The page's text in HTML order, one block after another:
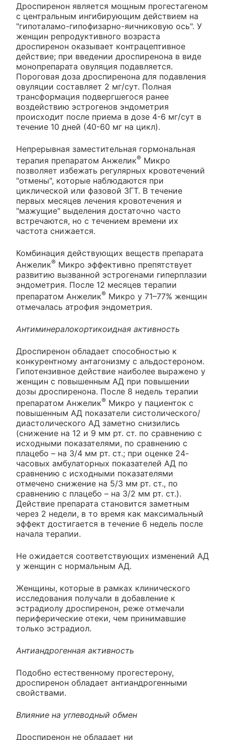
Дроспиренон является мощным прогестагеном
с центральным ингибирующим действием на
"гипоталамо-гипофизарно-яичниковую ось". У
женщин репродуктивного возраста
дроспиренон оказывает контрацептивное
действие; при введении дроспиренона в виде
монопрепарата овуляция подавляется.
Пороговая доза дроспиренона для подавления
овуляции составляет 2 мг/сут. Полная
трансформация подвергшегося ранее
воздействию эстрогенов эндометрия
происходит после приема в дозе 4-6 мг/сут в
течение 10 дней (40-60 мг на цикл).
Непрерывная заместительная гормональная
терапия препаратом Анжелик® Микро
позволяет избежать регулярных кровотечений
"отмены", которые наблюдаются при
циклической или фазовой ЗГТ. В течение
первых месяцев лечения кровотечения и
"мажущие" выделения достаточно часто
встречаются, но с течением времени их
частота снижается.
Комбинация действующих веществ препарата
Анжелик® Микро эффективно препятствует
развитию вызванной эстрогенами гиперплазии
эндометрия. После 12 месяцев терапии
препаратом Анжелик® Микро у 71–77% женщин
отмечалась атрофия эндометрия.
Антиминералокортикоидная активность
Дроспиренон обладает способностью к
конкурентному антагонизму с альдостероном.
Гипотензивное действие наиболее выражено у
женщин с повышенным АД при повышении
дозы дроспиренона. После 8 недель терапии
препаратом Анжелик® Микро у пациенток с
повышенным АД показатели систолического/
диастолического АД заметно снизились
(снижение на 12 и 9 мм рт. ст. по сравнению с
исходными показателями, по сравнению с
плацебо – на 3/4 мм рт. ст.; при оценке 24-
часовых амбулаторных показателей АД по
сравнению с исходными показателями
отмечено снижение на 5/3 мм рт. ст., по
сравнению с плацебо – на 3/2 мм рт. ст.).
Действие препарата становится заметным
через 2 недели, в то время как максимальный
эффект достигается в течение 6 недель после
начала терапии.
Не ожидается соответствующих изменений АД
у женщин с нормальным АД.
Женщины, которые в рамках клинического
исследования получали в добавление к
эстрадиолу дроспиренон, реже отмечали
периферические отеки, чем принимавшие
только эстрадиол.
Антиандрогенная активность
Подобно естественному прогестерону,
дроспиренон обладает антиандрогенными
свойствами.
Влияние на углеводный обмен
Дроспиренон не обладает ни